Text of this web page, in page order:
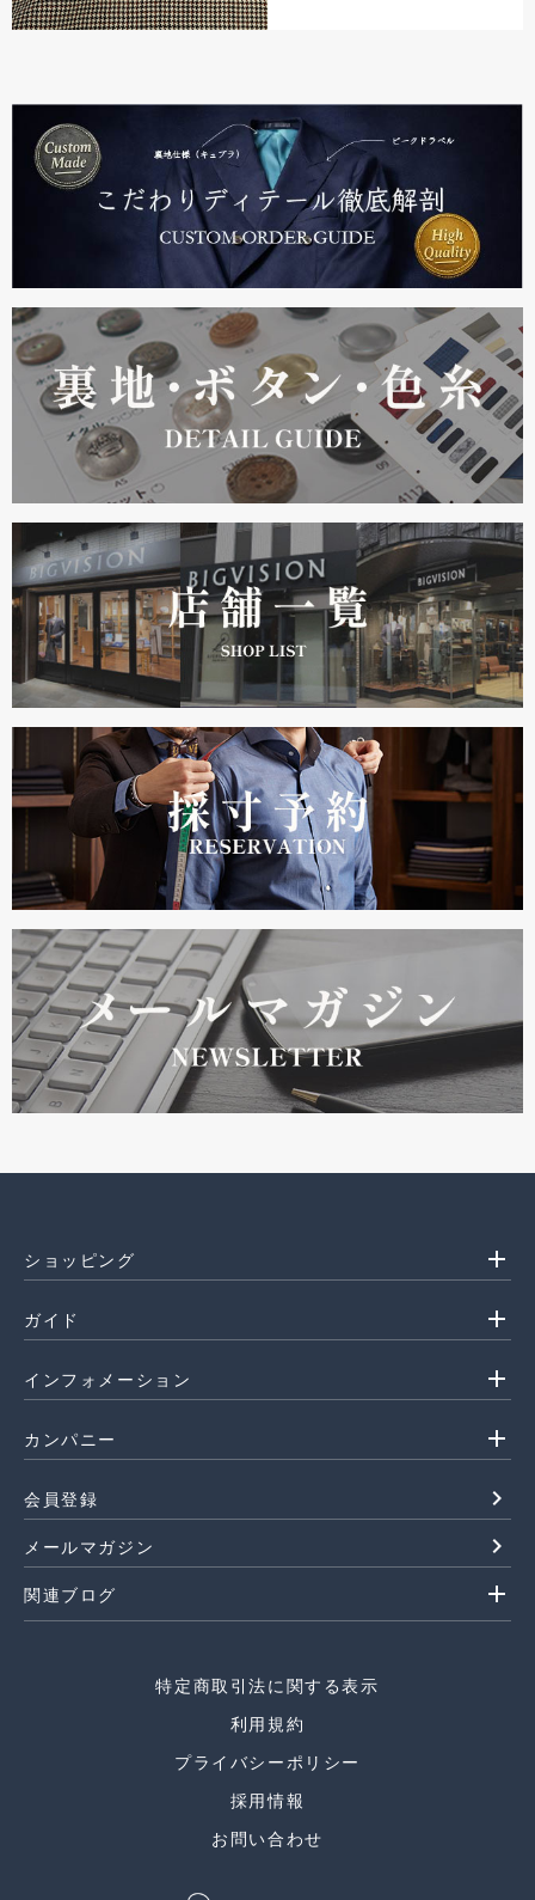
ショッピング add
ガイド add
インフォメーション add
カンパニー add
会員登録 navigate_next
メールマガジン navigate_next
関連ブログ add
特定商取引法に関する表示
利用規約
プライバシーポリシー
採用情報
お問い合わせ